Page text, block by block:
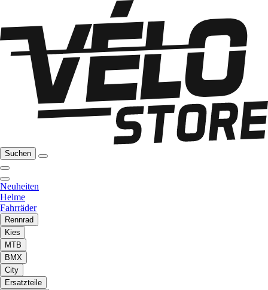
Suchen
Neuheiten
Helme
Fahrräder
Rennrad
Kies
MTB
BMX
City
Ersatzteile